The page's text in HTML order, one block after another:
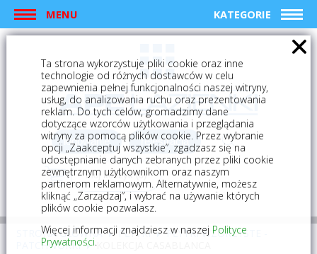
MENU KATEGORIE
logowanie rejestracja
Mój koszyk (0)
STRONA GŁÓWNA PŁYTKI
PŁYTKI WZORZYSTE -
PATCHWORKI
KOLEKCJA CASABLANCA
Ta strona wykorzystuje pliki cookie oraz inne
technologie od różnych dostawców w celu
zapewnienia pełnej funkcjonalności naszej witryny,
usług, do analizowania ruchu oraz prezentowania
reklam. Do tych celów, gromadzimy dane
dotyczące wzorców użytkowania i przeglądania
witryny za pomocą plików cookie. Przez wybranie
opcji „Zaakceptuj wszystkie”, zgadzasz się na
udostępnianie danych zebranych przez pliki cookie
zewnętrznym użytkownikom oraz naszym
partnerom reklamowym. Alternatywnie, możesz
kliknąć „Zarządzaj”, i wybrać na używanie których
plików cookie pozwalasz.
Więcej informacji znajdziesz w naszej Polityce
Prywatności.